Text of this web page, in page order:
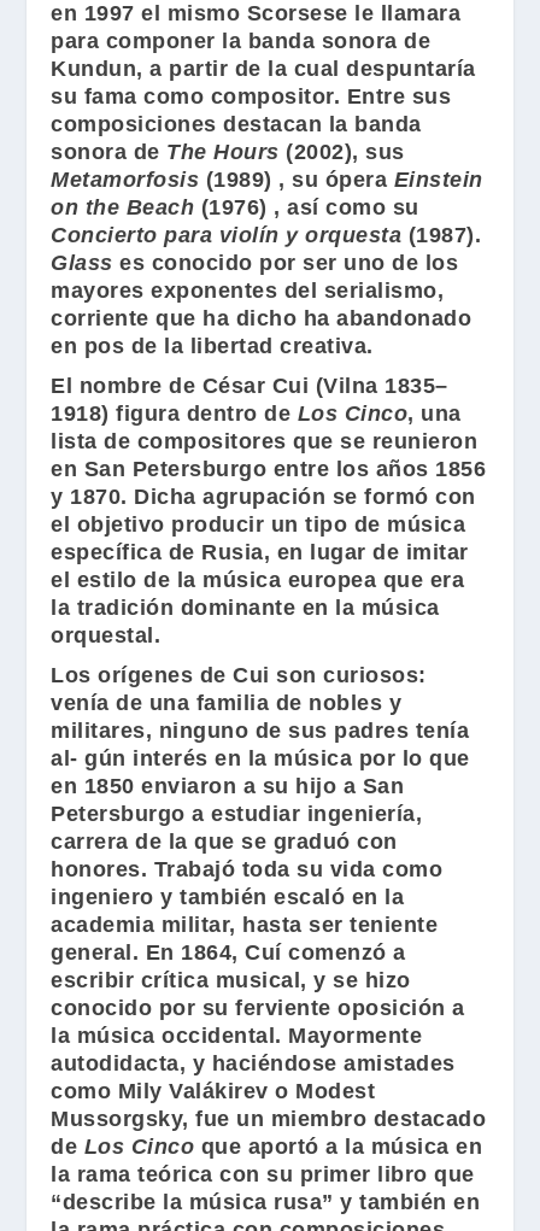
en 1997 el mismo Scorsese le llamara
para componer la banda sonora de
Kundun, a partir de la cual despuntaría
su fama como compositor. Entre sus
composiciones destacan la banda
sonora de The Hours (2002), sus
Metamorfosis (1989) , su ópera Einstein
on the Beach (1976) , así como su
Concierto para violín y orquesta (1987).
Glass es conocido por ser uno de los
mayores exponentes del serialismo,
corriente que ha dicho ha abandonado
en pos de la libertad creativa.
El nombre de César Cui (Vilna 1835–
1918) figura dentro de Los Cinco, una
lista de compositores que se reunieron
en San Petersburgo entre los años 1856
y 1870. Dicha agrupación se formó con
el objetivo producir un tipo de música
específica de Rusia, en lugar de imitar
el estilo de la música europea que era
la tradición dominante en la música
orquestal.
Los orígenes deCui son curiosos:
venía de una familia de nobles y
militares, ninguno de sus padres tenía
al- gún interés en la música por lo que
en 1850 enviaron a su hijo a San
Petersburgo a estudiar ingeniería,
carrera de la que se graduó con
honores. Trabajó toda su vida como
ingeniero y también escaló en la
academia militar, hasta ser teniente
general. En 1864, Cuí comenzó a
escribir crítica musical, y se hizo
conocido por su ferviente oposición a
la música occidental. Mayormente
autodidacta, y haciéndose amistades
como Mily Valákirev o Modest
Mussorgsky, fue un miembro destacado
de Los Cinco que aportó a la música en
la rama teórica con su primer libro que
“describe la música rusa” y también en